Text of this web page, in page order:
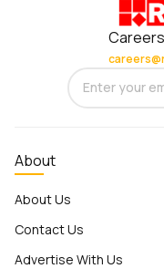
Careers
About
About Us
Contact Us
Advertise With Us